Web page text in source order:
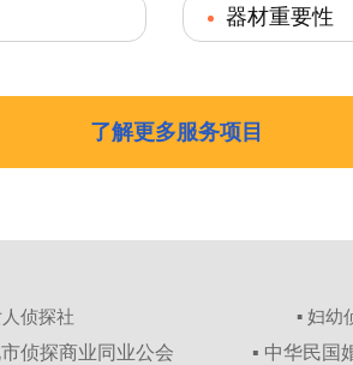
器材重要性
了解更多服务项目
人侦探社 ▪ 妇幼
市侦探商业同业公会
▪ 中华民国